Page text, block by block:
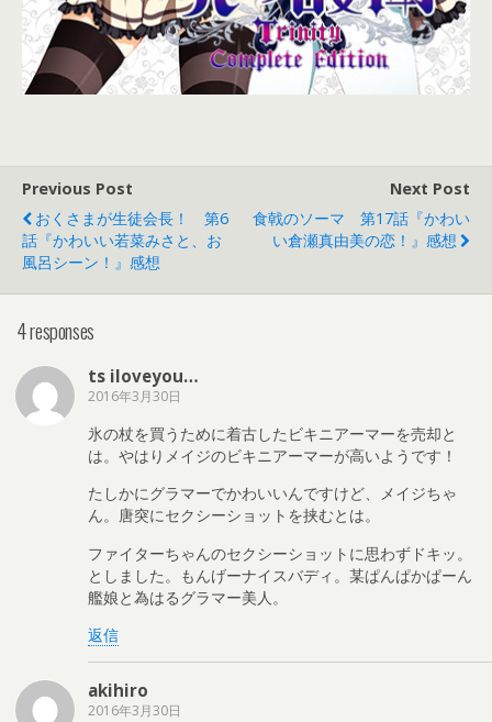
Previous Post
おくさまが生徒会長！ 第6
話『かわいい若菜みさと、お
風呂シーン！』感想
Next Post
食戟のソーマ 第17話『かわい
い倉瀬真由美の恋！』感想
4 responses
ts iloveyou…
2016年3月30日
氷の杖を買うために着古したビキニアーマーを売却と
は。やはりメイジのビキニアーマーが高いようです！
たしかにグラマーでかわいいんですけど、メイジちゃ
ん。唐突にセクシーショットを挟むとは。
ファイターちゃんのセクシーショットに思わずドキッ。
としました。もんげーナイスバディ。某ぱんぱかぱーん
艦娘と為はるグラマー美人。
返信
akihiro
2016年3月30日